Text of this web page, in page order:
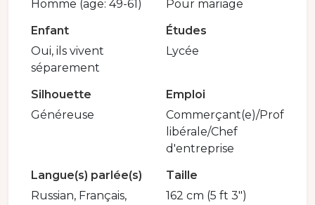
Homme (age: 49-61)
Pour mariage
Enfant
Oui, ils vivent
séparement
Études
Lycée
Silhouette
Généreuse
Emploi
Commerçant(e)/Prof
libérale/Chef
d'entreprise
Langue(s) parlée(s)
Russian, Français,
Taille
162 cm (5 ft 3")